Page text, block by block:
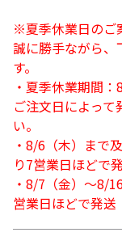
※夏季休業日の
誠に勝手ながら、
す。
・夏季休業期間
ご注文日によっ
い。
・8/6（木）まで
り7営業日ほどで
・8/7（金）～8/
営業日ほどで発送